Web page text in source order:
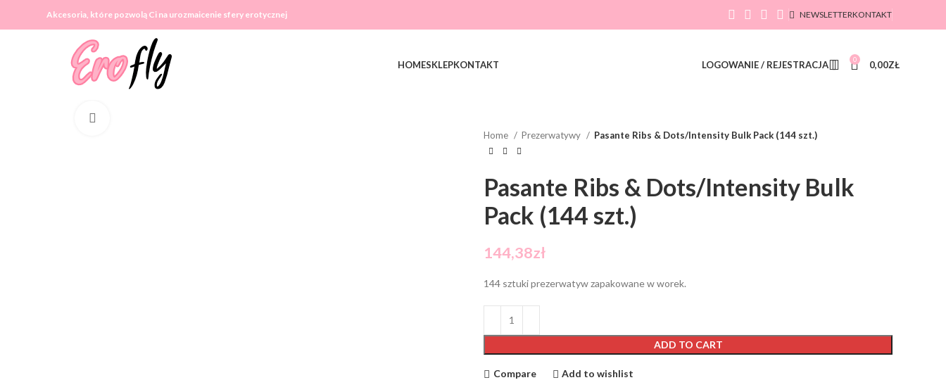
Akcesoria, które pozwolą Ci na urozmaicenie sfery erotycznej NEWSLETTERKONTAKT
HOMESKLEPKONTAKT LOGOWANIE / REJESTRACJA 0 0,00ZŁ
Home
Prezerwatywy Pasante Ribs & Dots/Intensity Bulk Pack (144 szt.)
Pasante Ribs & Dots/Intensity Bulk
Pack (144 szt.)
144,38zł
144 sztuki prezerwatyw zapakowane w worek.
ADD TO CART
Compare Add to wishlist